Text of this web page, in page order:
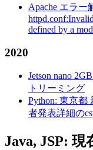
Apache エラー
defined by a
2020
Jetson nano
トリーミング
Python: 東京都
者発表詳細の
Java, JSP: